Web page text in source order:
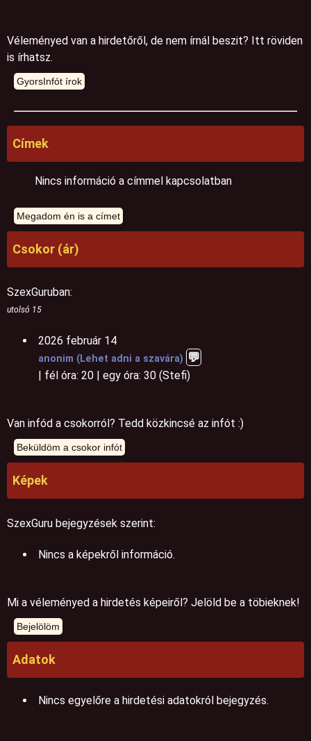
Véleményed van a hirdetőről, de nem írnál beszit? Itt röviden
is írhatsz.
Címek
Nincs információ a címmel kapcsolatban
Csokor (ár)
SzexGuruban:
utolsó 15
2026 február 14
anonim (Lehet adni a szavára) 💬️
| fél óra: 20 | egy óra: 30 (Stefi)
Van infód a csokorról? Tedd közkincsé az infót :)
Képek
SzexGuru bejegyzések szerint:
Nincs a képekről információ.
Mi a véleményed a hirdetés képeiről? Jelöld be a töbieknek!
Adatok
Nincs egyelőre a hirdetési adatokról bejegyzés.